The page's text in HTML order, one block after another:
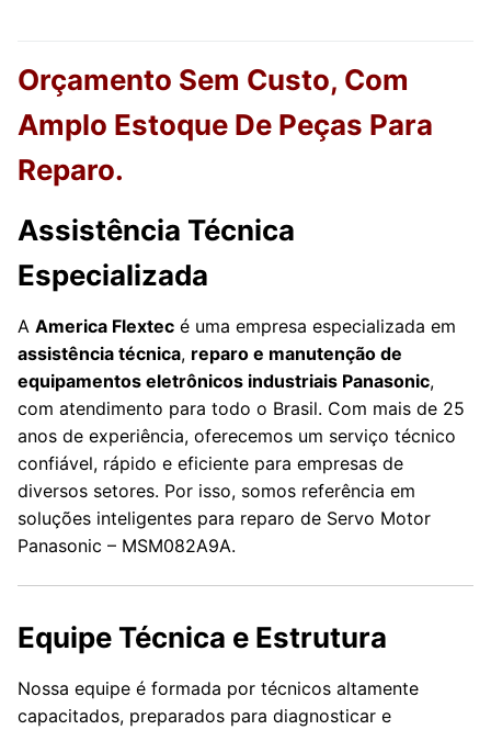
Orçamento Sem Custo, Com
Amplo Estoque De Peças Para
Reparo.
Assistência Técnica
Especializada
A America Flextec é uma empresa especializada em
assistência técnica, reparo e manutenção de
equipamentos eletrônicos industriais Panasonic,
com atendimento para todo o Brasil. Com mais de 25
anos de experiência, oferecemos um serviço técnico
confiável, rápido e eficiente para empresas de
diversos setores. Por isso, somos referência em
soluções inteligentes para reparo de Servo Motor
Panasonic – MSM082A9A.
Equipe Técnica e Estrutura
Nossa equipe é formada por técnicos altamente
capacitados, preparados para diagnosticar e